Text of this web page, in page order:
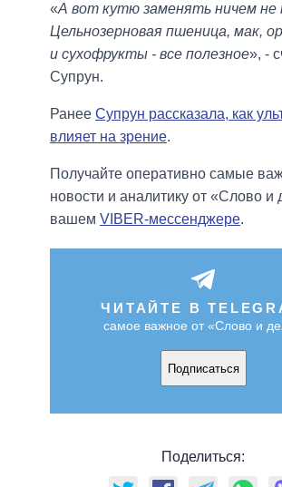
«А вот кутю заменять ничем не
Цельнозерновая пшеница, мак,
и сухофрукты - все полезное», -
Супрун.
Ранее Супрун рассказала, как
влияет на зрение.
Получайте оперативно самые
новости и аналитику от «Слово и
вашем VIBER-мессенджере.
ЧИТАЙТЕ В
самое важное от «Слово и
Подписаться
Поделиться: